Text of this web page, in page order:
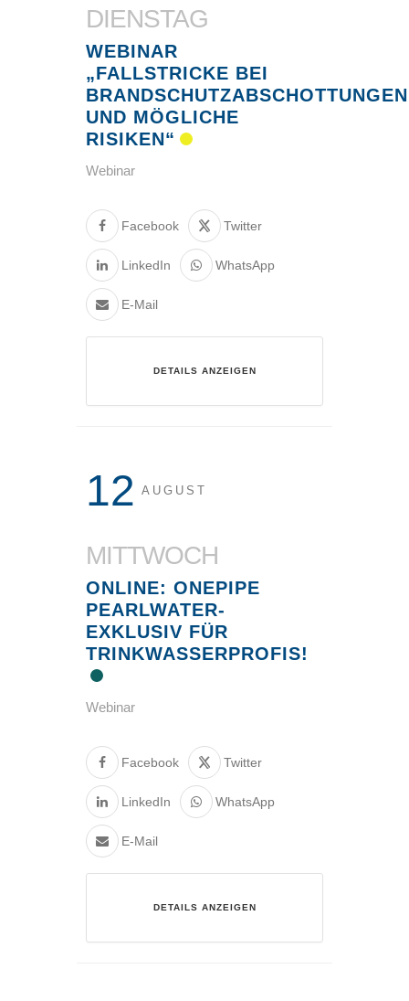
DIENSTAG
WEBINAR
„FALLSTRICKE BEI
BRANDSCHUTZABSCHOTTUNGEN
UND MÖGLICHE
RISIKEN“
Webinar
Facebook Twitter
LinkedIn WhatsApp
E-Mail
DETAILS ANZEIGEN
12 AUGUST
MITTWOCH
ONLINE: ONEPIPE
PEARLWATER-
EXKLUSIV FÜR
TRINKWASSERPROFIS!
Webinar
Facebook Twitter
LinkedIn WhatsApp
E-Mail
DETAILS ANZEIGEN